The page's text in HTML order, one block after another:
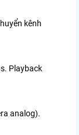
kênh
Playback
analog).